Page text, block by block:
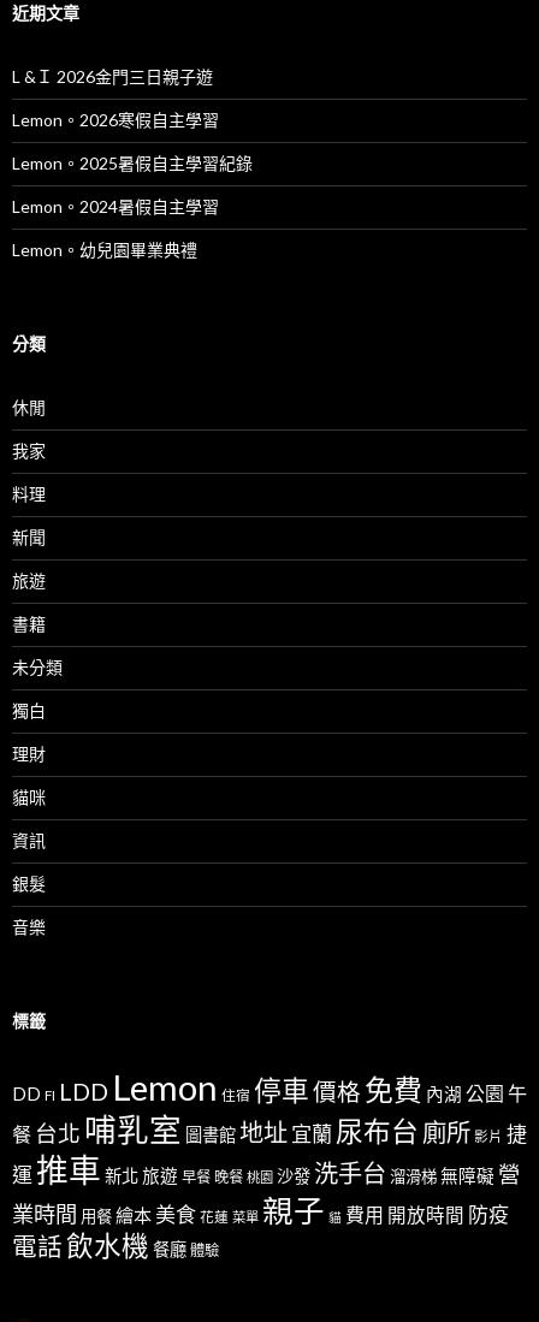
近期文章
L &Ｉ 2026金門三日親子遊
Lemon。2026寒假自主學習
Lemon。2025暑假自主學習紀錄
Lemon。2024暑假自主學習
Lemon。幼兒園畢業典禮
分類
休閒
我家
料理
新聞
旅遊
書籍
未分類
獨白
理財
貓咪
資訊
銀髮
音樂
標籤
DD FI LDD Lemon 住宿 停車價格 免費 內湖 公園 午
餐 台北 哺乳室 圖書館地址宜蘭尿布台 廁所 影片 捷
運 推車 新北旅遊 早餐 晚餐 桃園 沙發 洗手台 溜滑梯無障礙 營
業時間 用餐繪本 美食 花蓮 菜單 親子 貓 費用 開放時間 防疫
電話飲水機 餐廳 體驗